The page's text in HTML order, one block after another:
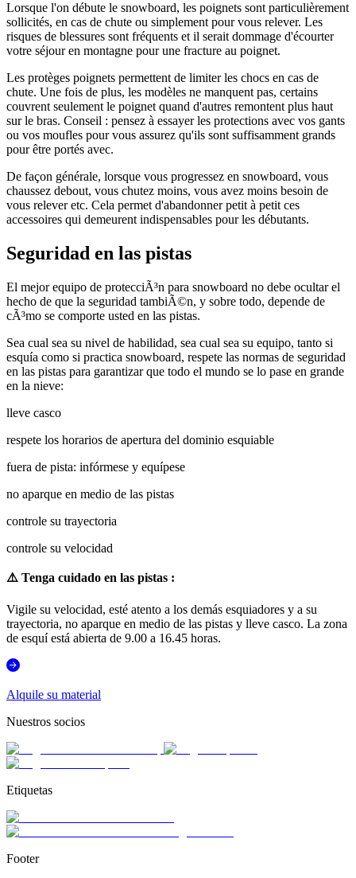
Lorsque l'on débute le snowboard, les poignets sont particulièrement
sollicités, en cas de chute ou simplement pour vous relever. Les
risques de blessures sont fréquents et il serait dommage d'écourter
votre séjour en montagne pour une fracture au poignet.
Les protèges poignets permettent de limiter les chocs en cas de
chute. Une fois de plus, les modèles ne manquent pas, certains
couvrent seulement le poignet quand d'autres remontent plus haut
sur le bras. Conseil : pensez à essayer les protections avec vos gants
ou vos moufles pour vous assurez qu'ils sont suffisamment grands
pour être portés avec.
De façon générale, lorsque vous progressez en snowboard, vous
chaussez debout, vous chutez moins, vous avez moins besoin de
vous relever etc. Cela permet d'abandonner petit à petit ces
accessoires qui demeurent indispensables pour les débutants.
Seguridad en las pistas
El mejor equipo de protecciÃ³n para snowboard no debe ocultar el
hecho de que la seguridad tambiÃ©n, y sobre todo, depende de
cÃ³mo se comporte usted en las pistas.
Sea cual sea su nivel de habilidad, sea cual sea su equipo, tanto si
esquía como si practica snowboard, respete las normas de seguridad
en las pistas para garantizar que todo el mundo se lo pase en grande
en la nieve:
lleve casco
respete los horarios de apertura del dominio esquiable
fuera de pista: infórmese y equípese
no aparque en medio de las pistas
controle su trayectoria
controle su velocidad
⚠️ Tenga cuidado en las pistas :
Vigile su velocidad, esté atento a los demás esquiadores y a su
trayectoria, no aparque en medio de las pistas y lleve casco. La zona
de esquí está abierta de 9.00 a 16.45 horas.
Alquile su material
Nuestros socios
Etiquetas
Footer